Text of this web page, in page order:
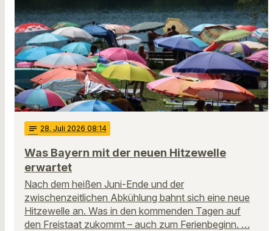
notes 28. Juli 2026 08:14
Was Bayern mit der neuen Hitzewelle
erwartet
Nach dem heißen Juni-Ende und der
zwischenzeitlichen Abkühlung bahnt sich eine neue
Hitzewelle an. Was in den kommenden Tagen auf
den Freistaat zukommt – auch zum Ferienbeginn. …